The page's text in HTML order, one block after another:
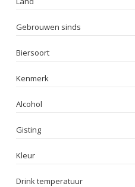
Gebrouwen sinds
Biersoort
Kenmerk
Alcohol
Gisting
Kleur
Drink temperatuur